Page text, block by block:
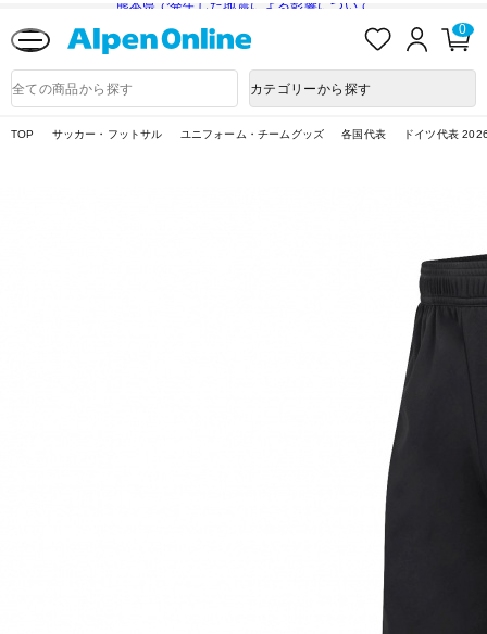
熊本県で発生した地震による影響について
入
ロ
ン
0
品
検
カテゴリーから探す
TOP サッカー・フットサル ユニフォーム・チームグッズ 各国代表 ドイツ代表